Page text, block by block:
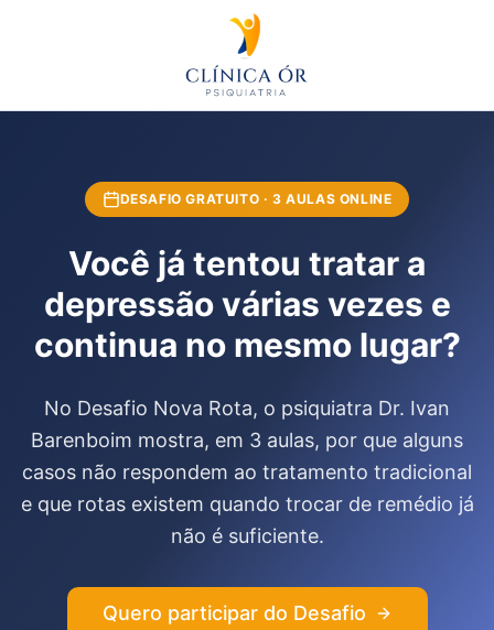
DESAFIO GRATUITO · 3 AULAS ONLINE
Você já tentou tratar a
depressão várias vezes e
continua no mesmo lugar?
No Desafio Nova Rota, o psiquiatra Dr. Ivan
Barenboim mostra, em 3 aulas, por que alguns
casos não respondem ao tratamento tradicional
e que rotas existem quando trocar de remédio já
não é suficiente.
Quero participar do Desafio